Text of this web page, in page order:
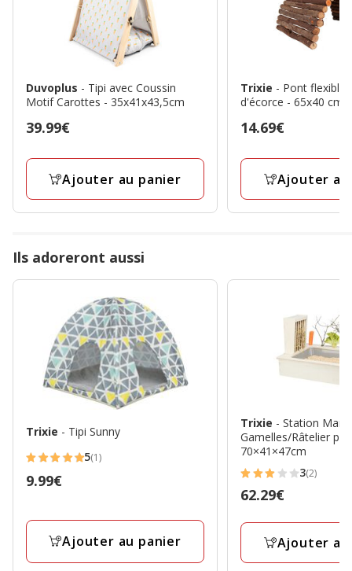
Duvoplus - Tipi avec Coussin
Motif Carottes - 35x41x43,5cm
Prix
39.99€
Ajouter au panier
Trixie - Pont flexible
d'écorce - 65x40 cm
Prix
14.69€
Ajouter
Ils adoreront aussi
Trixie - Tipi Sunny
5
étoiles
1
5(1)
Prix
9.99€
Ajouter au panier
Trixie - Station
Gamelles/Râtelier
70×41×47cm
3
étoiles
avec
avis
3(2)
Prix
62.29€
Ajouter